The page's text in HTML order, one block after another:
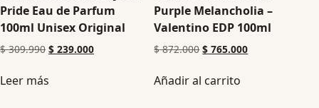
Pride Eau de Parfum
100ml Unisex Original
$309.990 $ 239.000
Leer más
Purple Melancholia –
Valentino EDP 100ml
$872.000 $ 765.000
Añadir al carrito